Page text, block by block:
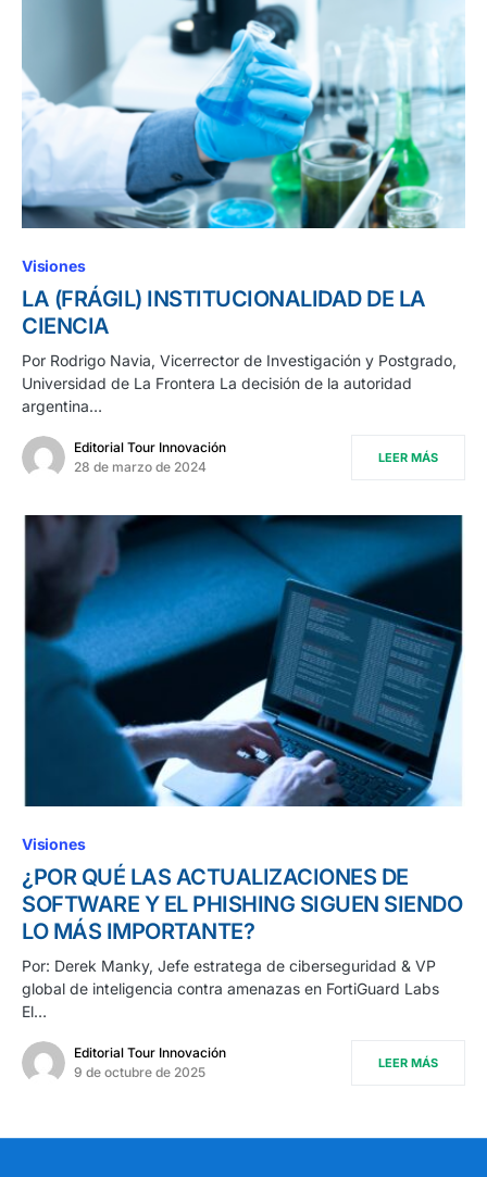
Visiones
LA (FRÁGIL) INSTITUCIONALIDAD DE LA
CIENCIA
Por Rodrigo Navia, Vicerrector de Investigación y Postgrado,
Universidad de La Frontera La decisión de la autoridad
argentina…
Editorial Tour Innovación
28 de marzo de 2024
LEER MÁS
Visiones
¿POR QUÉ LAS ACTUALIZACIONES DE
SOFTWARE Y EL PHISHING SIGUEN SIENDO
LO MÁS IMPORTANTE?
Por: Derek Manky, Jefe estratega de ciberseguridad & VP
global de inteligencia contra amenazas en FortiGuard Labs
El…
Editorial Tour Innovación
9 de octubre de 2025
LEER MÁS